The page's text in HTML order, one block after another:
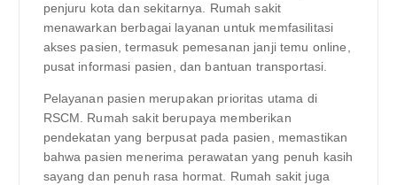
penjuru kota dan sekitarnya. Rumah sakit
menawarkan berbagai layanan untuk memfasilitasi
akses pasien, termasuk pemesanan janji temu online,
pusat informasi pasien, dan bantuan transportasi.
Pelayanan pasien merupakan prioritas utama di
RSCM. Rumah sakit berupaya memberikan
pendekatan yang berpusat pada pasien, memastikan
bahwa pasien menerima perawatan yang penuh kasih
sayang dan penuh rasa hormat. Rumah sakit juga